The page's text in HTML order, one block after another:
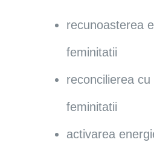
recunoasterea
feminitatii
reconcilierea cu
feminitatii
activarea